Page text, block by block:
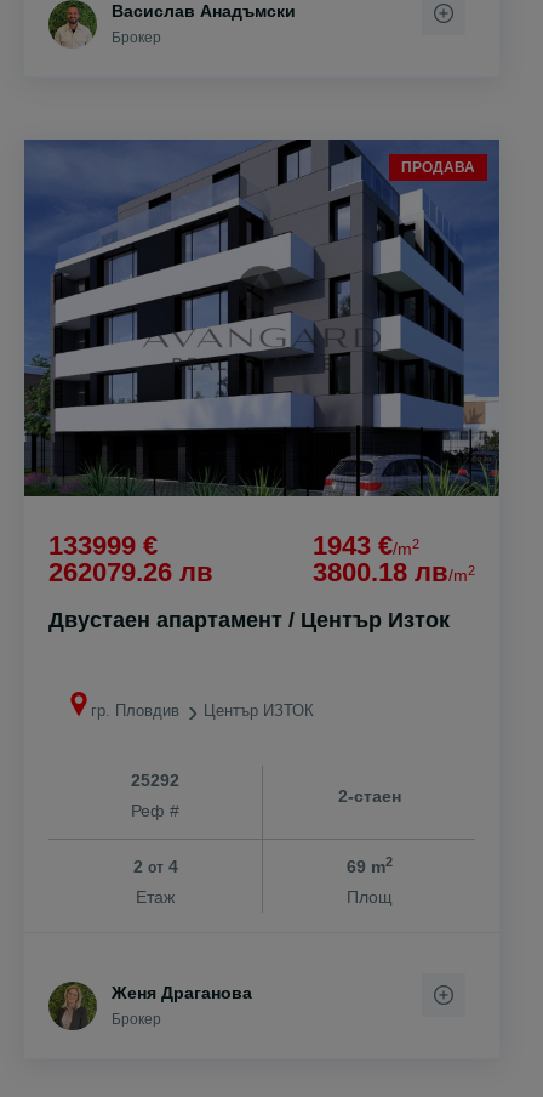
Васислав Анадъмски
Брокер
ПРОДАВА
133999 €
262079.26 лв
1943 €/m2
3800.18 лв/m2
Двустаен апартамент / Център Изток
гр. Пловдив Център ИЗТОК
25292
Реф #
2-стаен
2 от4
Етаж
69 m2
Площ
Женя Драганова
Брокер